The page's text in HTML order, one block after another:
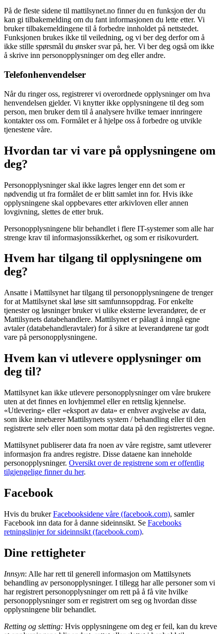
På de fleste sidene til mattilsynet.no finner du en funksjon der du
kan gi tilbakemelding om du fant informasjonen du lette etter. Vi
bruker tilbakemeldingene til å forbedre innholdet på nettstedet.
Funksjonen brukes ikke til veiledning, og vi ber deg derfor om å
ikke stille spørsmål du ønsker svar på, her. Vi ber deg også om ikke
å skrive inn personopplysninger om deg eller andre.
Telefonhenvendelser
Når du ringer oss, registrerer vi overordnede opplysninger om hva
henvendelsen gjelder. Vi knytter ikke opplysningene til deg som
person, men bruker dem til å analysere hvilke temaer innringere
kontakter oss om. Formålet er å hjelpe oss å forbedre og utvikle
tjenestene våre.
Hvordan tar vi vare på opplysningene om
deg?
Personopplysninger skal ikke lagres lenger enn det som er
nødvendig ut fra formålet de er blitt samlet inn for. Hvis ikke
opplysningene skal oppbevares etter arkivloven eller annen
lovgivning, slettes de etter bruk.
Personopplysningene blir behandlet i flere IT-systemer som alle har
strenge krav til informasjonssikkerhet, og som er risikovurdert.
Hvem har tilgang til opplysningene om
deg?
Ansatte i Mattilsynet har tilgang til personopplysningene de trenger
for at Mattilsynet skal løse sitt samfunnsoppdrag. For enkelte
tjenester og løsninger bruker vi ulike eksterne leverandører, de er
Mattilsynets databehandlere. Mattilsynet er pålagt å inngå egne
avtaler (databehandleravtaler) for å sikre at leverandørene tar godt
vare på personopplysningene.
Hvem kan vi utlevere opplysninger om
deg til?
Mattilsynet kan ikke utlevere personopplysninger om våre brukere
uten at det finnes en lovhjemmel eller en rettslig kjennelse.
«Utlevering» eller «eksport av data» er enhver avgivelse av data,
som ikke innebærer Mattilsynets system / behandling eller til den
registrerte selv eller noen som mottar data på den registrertes vegne.
Mattilsynet publiserer data fra noen av våre registre, samt utleverer
informasjon fra andres registre. Disse dataene kan inneholde
personopplysninger. Oversikt over de registrene som er offentlig
tilgjengelige finner du her.
Facebook
Hvis du brukerFacebooksidene våre (facebook.com), samler
Facebook inn data for å danne sideinnsikt. Se Facebooks
retningslinjer for sideinnsikt (facebook.com).
Dine rettigheter
Innsyn: Alle har rett til generell informasjon om Mattilsynets
behandling av personopplysninger. I tillegg har alle personer som vi
har registrert personopplysninger om rett på å få vite hvilke
personopplysninger som er registrert om seg og hvordan disse
opplysningene blir behandlet.
Retting og sletting: Hvis opplysningene om deg er feil, kan du kreve